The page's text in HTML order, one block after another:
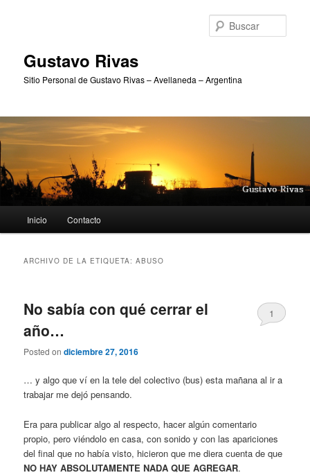
Gustavo Rivas
Sitio Personal de Gustavo Rivas – Avellaneda – Argentina
principal
Inicio Contacto
ARCHIVO DE LA ETIQUETA:ABUSO
No sabía con qué cerrar el
año…
Posted ondiciembre 27, 2016
1
… y algo que ví en la tele del colectivo (bus) esta mañana al ir a
trabajar me dejó pensando.
Era para publicar algo al respecto, hacer algún comentario
propio, pero viéndolo en casa, con sonido y con las apariciones
del final que no había visto, hicieron que me diera cuenta de que
NO HAY ABSOLUTAMENTE NADA QUE AGREGAR.